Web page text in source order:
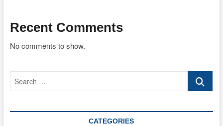
Recent Comments
No comments to show.
Search
CATEGORIES